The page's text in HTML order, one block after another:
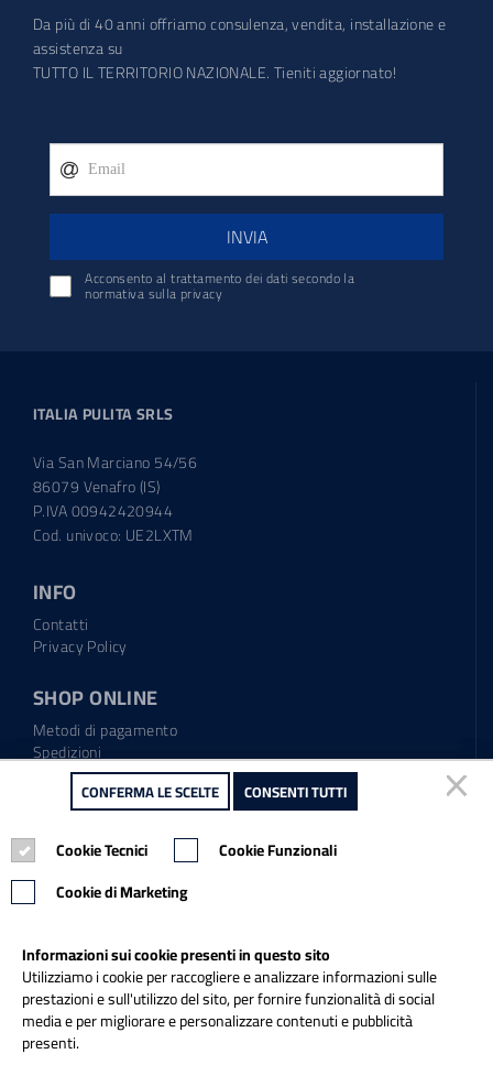
Da più di 40 anni offriamo consulenza, vendita, installazione e
assistenza su
TUTTO IL TERRITORIO NAZIONALE. Tieniti aggiornato!
INVIA
Acconsento al trattamento dei dati secondo la
normativa sulla privacy
ITALIA PULITA SRLS
Via San Marciano 54/56
86079 Venafro (IS)
P.IVA 00942420944
Cod. univoco: UE2LXTM
INFO
Contatti
Privacy Policy
SHOP ONLINE
Metodi di pagamento
Spedizioni
Regolamento garanzia
Diritto di recesso
Tel.: 0865.904373
Email:info@italiapulitasrl.it
CONFERMA LE SCELTE CONSENTI TUTTI
Cookie Tecnici
Cookie Funzionali
Cookie di Marketing
Informazioni sui cookie presenti in questo sito
Utilizziamo i cookie per raccogliere e analizzare informazioni sulle
prestazioni e sull'utilizzo del sito, per fornire funzionalità di social
media e per migliorare e personalizzare contenuti e pubblicità
presenti.
CONFERMA LE SCELTE CONSENTI TUTTI
Cookie Tecnici
Cookie Funzionali
Cookie di Marketing
Informazioni sui cookie presenti in questo sito
Utilizziamo i cookie per raccogliere e analizzare informazioni sulle
prestazioni e sull'utilizzo del sito, per fornire funzionalità di social
media e per migliorare e personalizzare contenuti e pubblicità
presenti.